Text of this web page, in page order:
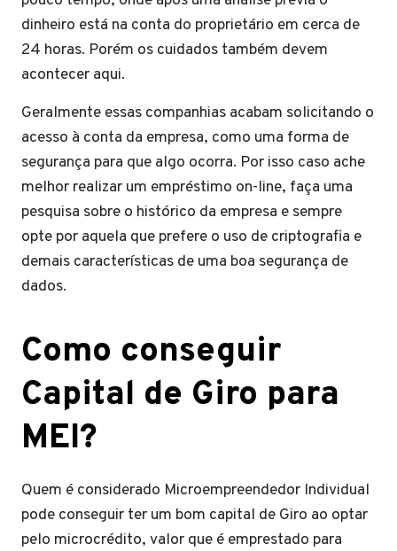
dinheiro está na conta do proprietário em cerca de
24 horas. Porém os cuidados também devem
acontecer aqui.
Geralmente essas companhias acabam solicitando o
acesso à conta da empresa, como uma forma de
segurança para que algo ocorra. Por isso caso ache
melhor realizar um empréstimo on-line, faça uma
pesquisa sobre o histórico da empresa e sempre
opte por aquela que prefere o uso de criptografia e
demais características de uma boa segurança de
dados.
Como conseguir
Capital de Giro para
MEI?
Quem é considerado Microempreendedor Individual
pode conseguir ter um bom capital de Giro ao optar
pelo microcrédito, valor que é emprestado para